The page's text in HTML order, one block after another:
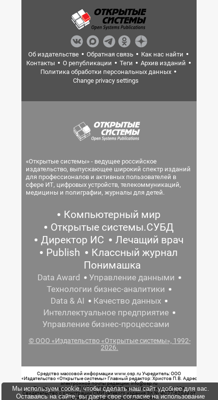
Об издательстве Обратная связь
Как нас найти
Контакты
О републикации Теги
Архив изданий
Политика обработки персональных данных
Change privacy settings
«Открытые системы» - ведущее российское
издательство, выпускающее широкий спектр изданий
для профессионалов и активных пользователей в
сфере ИТ, цифровых устройств, телекоммуникаций,
медицины и полиграфии, журналы для детей.
Компьютерный мир
Открытые системы.СУБД
Директор ИС
Лечащий врач
Publish
Классный журнал
Понимашка
Data Award
Управление данными
Технологии бизнес-аналитики
Data & AI
Качество данных
Интеллектуальное предприятие
Управление бизнес-процессами
© ООО «Издательство «Открытые системы», 1992-
2026.
Средство массовой информации www.osp.ru Учредитель: ООО
«Издательство «Открытые системы» Главный редактор: Христов П.В. Адрес
электронной почты редакции: info@osp.ru
Телефон редакции: 7 (499) 703-18-54 Возрастная маркировка: 12+
Свидетельство о регистрации СМИ сетевого издания Эл.№ ФС77-62008 от
05 июня 2015 г. выдано Роскомнадзором.
Мы используем cookie, чтобы сделать наш сайт удобнее для вас.
Оставаясь на сайте, вы даете свое согласие на использование